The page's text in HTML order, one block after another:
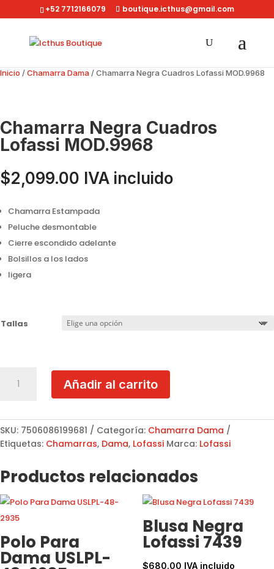
+52 7712166079 boutique.icthus@gmail.com
Inicio /Chamarra Dama / Chamarra Negra Cuadros Lofassi MOD.9968
Chamarra Negra Cuadros
Lofassi MOD.9968
$2,099.00 IVA incluido
Chamarra Estampada
Peluche desmontable
Cierre escondido adelante
Bolsillos a los lados
ligera
Tallas
Negra
MOD.9968
cantidad
Añadir al carrito
SKU: 7506086199681 Categoría: Chamarra Dama
Etiquetas: Chamarras, Dama, Lofassi Marca: Lofassi
Productos relacionados
Polo Para
Dama USLPL-
Blusa Negra
Lofassi 7439
$680.00 IVA incluido